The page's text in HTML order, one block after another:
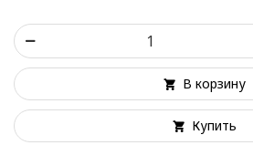
В корзину
Купить